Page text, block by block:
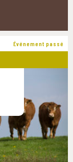
Événement passé